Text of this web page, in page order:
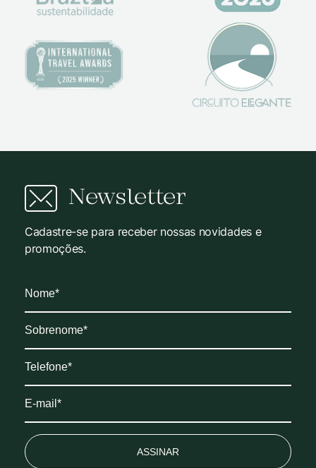
Newsletter
Cadastre-se para receber nossas novidades e
promoções.
ASSINAR